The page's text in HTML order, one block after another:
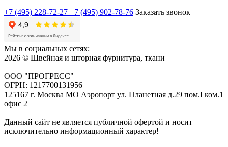
+7 (495) 228-72-27 +7 (495) 902-78-76 Заказать звонок
Мы в социальных сетях:
2026 © Швейная и шторная фурнитура, ткани
ООО "ПРОГРЕСС"
ОГРН: 1217700131956
125167 г. Москва МО Аэропорт ул. Планетная д.29 пом.I ком.1
офис 2
Данный сайт не является публичной офертой и носит
исключительно информационный характер!